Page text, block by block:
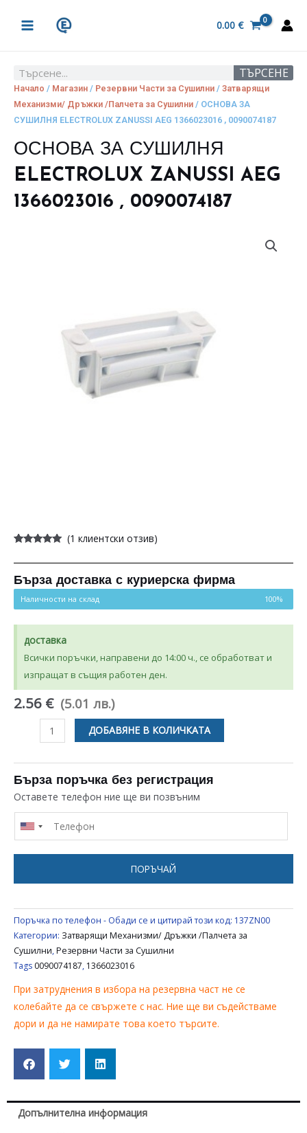
MENU
0.00 €
Search ТЪРСЕНЕ
Начало / Магазин / Резервни Части за Сушилни / Затварящи
Механизми/ Дръжки /Палчета за Сушилни / ОСНОВА ЗА
СУШИЛНЯ ELECTROLUX ZANUSSI AEG 1366023016 , 0090074187
ОСНОВА ЗА СУШИЛНЯ
ELECTROLUX ZANUSSI AEG
1366023016 , 0090074187
5.00от 5,
потребителски
оценки
(1 клиентски отзив)
Бърза доставка с куриерска фирма
Наличности на склад 100%
доставка
Всички поръчки, направени до 14:00 ч., се обработват и
изпращат в същия работен ден.
2.56 € (5.01 лв.)
количество
ОСНОВА
ЗА
СУШИЛНЯ
ELECTROLUX
ZANUSSI
,
ДОБАВЯНЕ В КОЛИЧКАТА
Бърза поръчка без регистрация
Оставете телефон ние ще ви позвъним
ПОРЪЧАЙ
Поръчка по телефон - Обади се и цитирай този код: 137ZN00
Категории: Затварящи Механизми/ Дръжки /Палчета за
Сушилни,Резервни Части за Сушилни
Tags 0090074187, 1366023016
При затруднения в избора на резервна част не се
колебайте да се свържете с нас. Ние ще ви съдействаме
дори и да не намирате това което търсите.
Допълнителна информация